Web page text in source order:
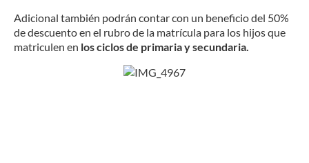
Adicional también podrán contar con un beneficio del 50%
de descuento en el rubro de la matrícula para los hijos que
matriculen en los ciclos de primaria y secundaria.